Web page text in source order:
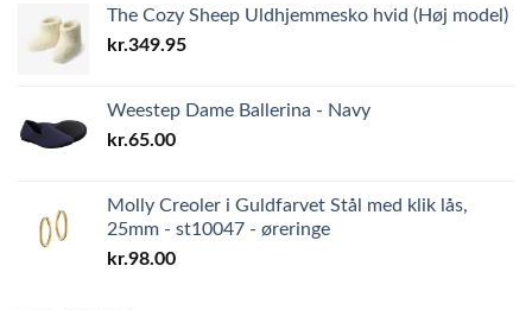
The Cozy Sheep Uldhjemmesko hvid (Høj model)
kr.349.95
Weestep Dame Ballerina - Navy
kr.65.00
Molly Creoler i Guldfarvet Stål med klik lås,
25mm - st10047 - øreringe
kr.98.00